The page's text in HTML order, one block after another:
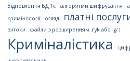
Відновлення БД 1с
алгоритми шифрування
кримінології
огляд платні
витоки
файли з розширенням .ryk або .grt.
Криміналістика